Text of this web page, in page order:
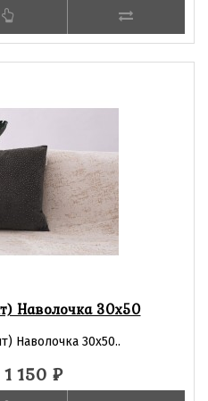
Наволочка 30х50
Наволочка 30х50..
150 ₽